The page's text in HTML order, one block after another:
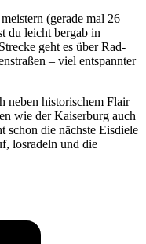
(gerade mal 26
du leicht bergab in
geht es über Rad-
– viel entspannter
neben historischem Flair
wie der Kaiserburg auch
schon die nächste Eisdiele
losradeln und die